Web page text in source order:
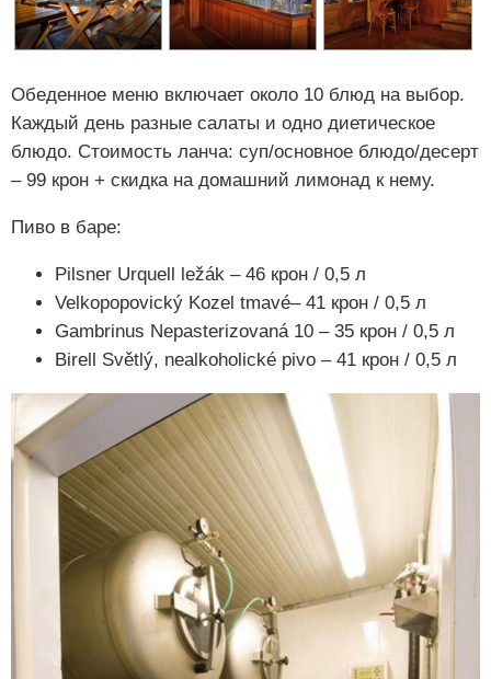
Обеденное меню включает около 10 блюд на выбор.
Каждый день разные салаты и одно диетическое
блюдо. Стоимость ланча: суп/основное блюдо/десерт
– 99 крон + скидка на домашний лимонад к нему.
Пиво в баре:
Pilsner Urquell ležák – 46 крон / 0,5 л
Velkopopovický Kozel tmavé– 41 крон / 0,5 л
Gambrinus Nepasterizovaná 10 – 35 крон / 0,5 л
Birell Světlý, nealkoholické pivo – 41 крон / 0,5 л